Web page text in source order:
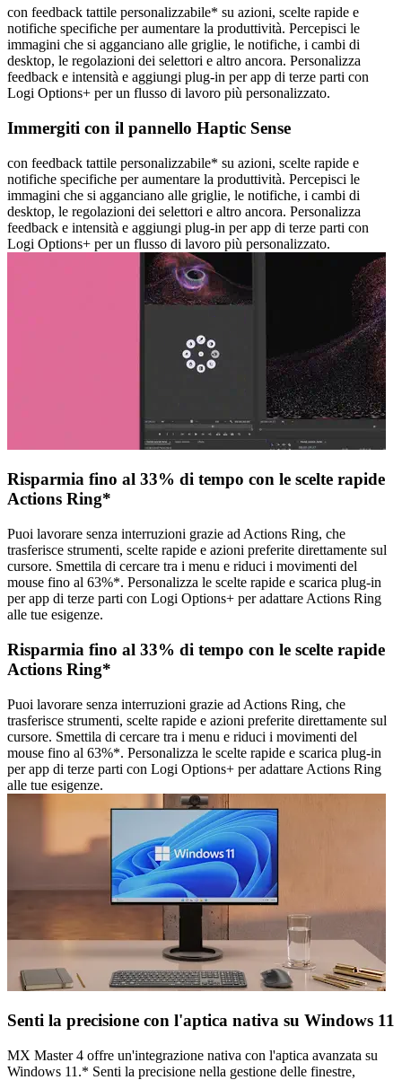
con feedback tattile personalizzabile* su azioni, scelte rapide e
notifiche specifiche per aumentare la produttività. Percepisci le
immagini che si agganciano alle griglie, le notifiche, i cambi di
desktop, le regolazioni dei selettori e altro ancora. Personalizza
feedback e intensità e aggiungi plug-in per app di terze parti con
Logi Options+ per un flusso di lavoro più personalizzato.
Immergiti con il pannello Haptic Sense
con feedback tattile personalizzabile* su azioni, scelte rapide e
notifiche specifiche per aumentare la produttività. Percepisci le
immagini che si agganciano alle griglie, le notifiche, i cambi di
desktop, le regolazioni dei selettori e altro ancora. Personalizza
feedback e intensità e aggiungi plug-in per app di terze parti con
Logi Options+ per un flusso di lavoro più personalizzato.
Risparmia fino al 33% di tempo con le scelte rapide
Actions Ring*
Puoi lavorare senza interruzioni grazie ad Actions Ring, che
trasferisce strumenti, scelte rapide e azioni preferite direttamente sul
cursore. Smettila di cercare tra i menu e riduci i movimenti del
mouse fino al 63%*. Personalizza le scelte rapide e scarica plug-in
per app di terze parti con Logi Options+ per adattare Actions Ring
alle tue esigenze.
Risparmia fino al 33% di tempo con le scelte rapide
Actions Ring*
Puoi lavorare senza interruzioni grazie ad Actions Ring, che
trasferisce strumenti, scelte rapide e azioni preferite direttamente sul
cursore. Smettila di cercare tra i menu e riduci i movimenti del
mouse fino al 63%*. Personalizza le scelte rapide e scarica plug-in
per app di terze parti con Logi Options+ per adattare Actions Ring
alle tue esigenze.
Senti la precisione con l'aptica nativa su Windows 11
MX Master 4 offre un'integrazione nativa con l'aptica avanzata su
Windows 11.* Senti la precisione nella gestione delle finestre,